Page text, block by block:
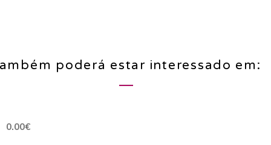
poderá estar interessado em:
0.00€